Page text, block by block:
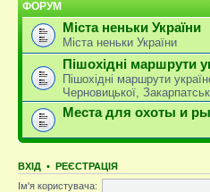
ФОРУМ
Міста неньки України
Міста неньки України
Пішохідні маршрути
Пішохідні маршрути
Черновицької,
Места для охоты и
ВХІД • РЕЄСТРАЦІЯ
Ім'я користувача: